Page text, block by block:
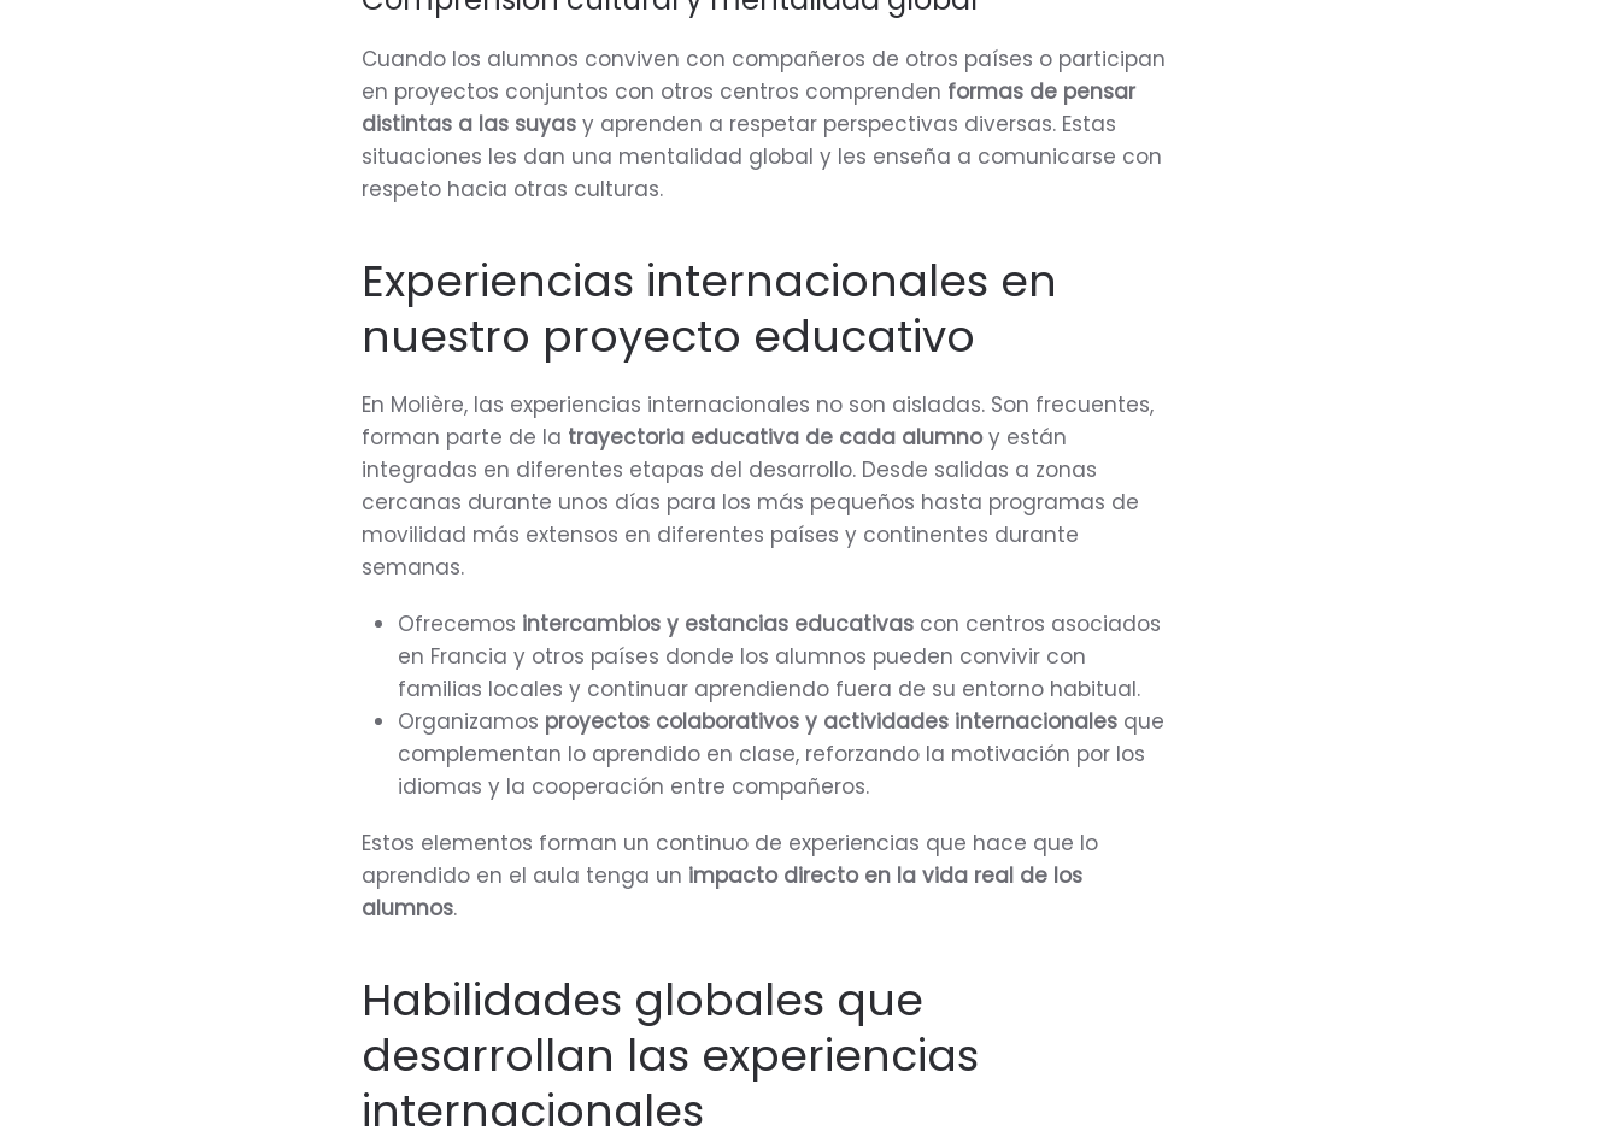
Cuando los alumnos conviven con compañeros de otros países o participan
en proyectos conjuntos con otros centros comprenden formas de pensar
distintas a las suyas y aprenden a respetar perspectivas diversas. Estas
situaciones les dan una mentalidad global y les enseña a comunicarse con
respeto hacia otras culturas.
Experiencias internacionales en
nuestro proyecto educativo
En Molière, las experiencias internacionales no son aisladas. Son frecuentes,
forman parte de la trayectoria educativa de cada alumnoy están
integradas en diferentes etapas del desarrollo. Desde salidas a zonas
cercanas durante unos días para los más pequeños hasta programas de
movilidad más extensos en diferentes países y continentes durante
semanas.
Ofrecemos intercambios y estancias educativas con centros asociados
en Francia y otros países donde los alumnos pueden convivir con
familias locales y continuar aprendiendo fuera de su entorno habitual.
Organizamos proyectos colaborativos y actividades internacionales que
complementan lo aprendido en clase, reforzando la motivación por los
idiomas y la cooperación entre compañeros.
Estos elementos forman un continuo de experiencias que hace que lo
aprendido en el aula tenga un impacto directo en la vida real de los
alumnos.
Habilidades globales que
desarrollan las experiencias
internacionales